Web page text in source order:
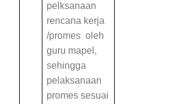
pelksanaan
rencana kerja
/promes oleh
guru mapel,
sehingga
pelaksanaan
promes sesuai